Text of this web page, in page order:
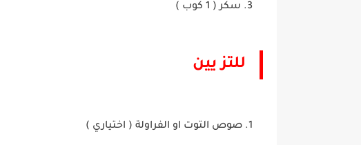
سكر ( 1 كوب )
للتز يين
صوص التوت او الفراولة ( اختياري )